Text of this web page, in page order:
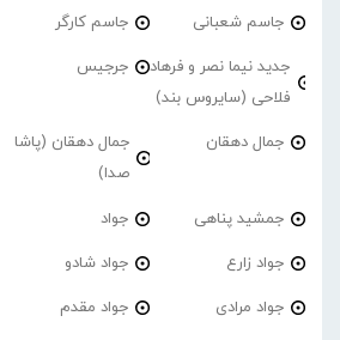
جاسم شعبانی جاسم کارگر
جدید نیما نصر و فرهاد
فلاحی (سایروس بند)
جرجیس
جمال دهقان
جمال دهقان (پاشا
صدا)
جمشید پناهی جواد
جواد زارع جواد شادو
جواد مرادی جواد مقدم